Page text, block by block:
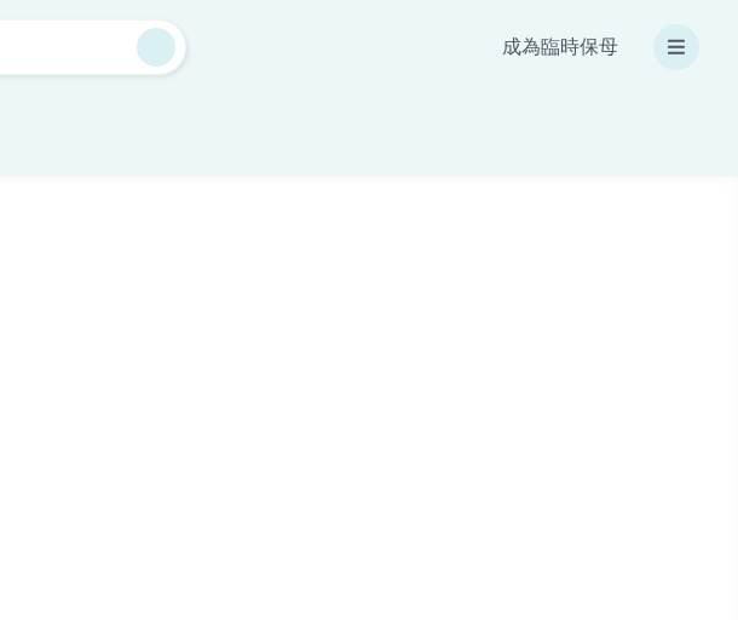
成為臨時保母